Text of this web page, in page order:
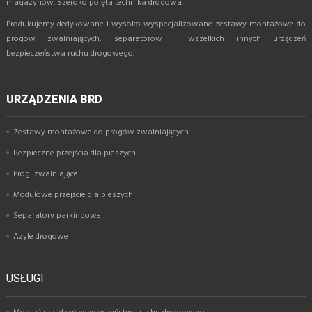
Produkujemy dedykowane i wysoko wyspecjalizowane zestawy montażowe do
progów zwalniających, separatorów i wszelkich innych urządzeń
bezpieczeństwa ruchu drogowego.
URZĄDZENIA BRD
Zestawy montażowe do progów zwalniających
Bezpieczne przejścia dla pieszych
Progi zwalniające
Modułowe przejście dla pieszych
Separatory parkingowe
Azyle drogowe
USŁUGI